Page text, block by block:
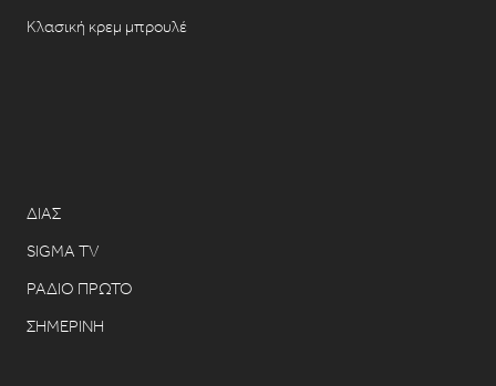
Κλασική κρεμ μπρουλέ
ΔΙΑΣ
SIGMA TV
ΡΑΔΙΟ ΠΡΩΤΟ
ΣΗΜΕΡΙΝΗ